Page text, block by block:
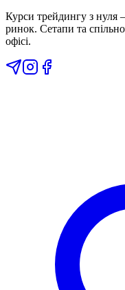
Курси трейдингу з
ринок. Сетапи та
офісі.